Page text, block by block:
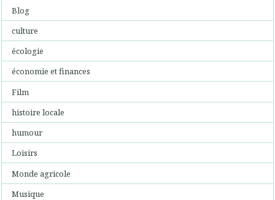
Blog
culture
écologie
économie et finances
Film
histoire locale
humour
Loisirs
Monde agricole
Musique